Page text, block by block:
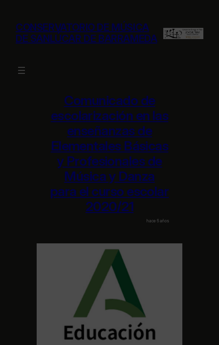
contenido
CONSERVATORIO DE MÚSICA
DE SANLÚCAR DE BARRAMEDA
Comunicado de
escolarización en las
enseñanzas de
Elementales Básicas
y Profesionales de
Música y Danza
para el curso escolar
2020/21
hace 6 años